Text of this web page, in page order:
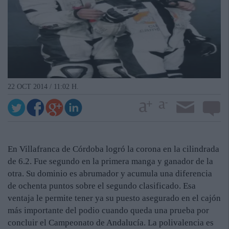
22 OCT 2014 / 11:02 H.
En Villafranca de Córdoba logró la corona en la cilindrada
de 6.2. Fue segundo en la primera manga y ganador de la
otra. Su dominio es abrumador y acumula una diferencia
de ochenta puntos sobre el segundo clasificado. Esa
ventaja le permite tener ya su puesto asegurado en el cajón
más importante del podio cuando queda una prueba por
concluir el Campeonato de Andalucía. La polivalencia es